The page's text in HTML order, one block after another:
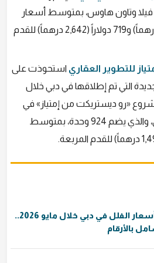
خلال مايو 2,721 شقة و221 فيلا وتاون هاوس، بمتوسط أسعار
تراوح بين 315 دولاراً (1,158 درهماً) و719 دولاراً (2,642 درهماً) للقدم
للتطوير العقاري استحوذت على
التي تم إطلاقها في دبي خلال
«رو ديستريكت من إمتياز» في
منطقة داون تاون جبل علي، والذي يضم 924 وحدة، بمتوسط
مبيعات وأسعار الفلل في دبي خلال مايو 2026..
بالأرقام